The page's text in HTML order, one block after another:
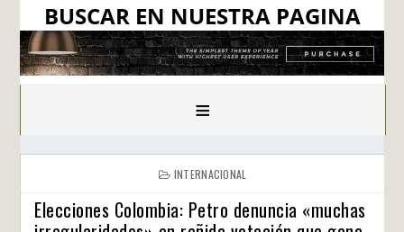
BUSCAR EN NUESTRA PAGINA
≡
INTERNACIONAL
Elecciones Colombia: Petro denuncia «muchas